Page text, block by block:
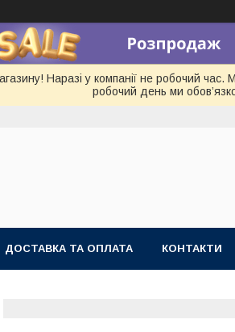
Наразі у компанії не робочий
робочий день ми
ДОСТАВКА ТА ОПЛАТА КОНТАКТИ